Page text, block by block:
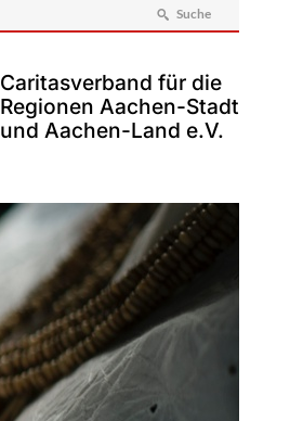
Suche
Caritasverband für die
Regionen Aachen-Stadt
und Aachen-Land e.V.